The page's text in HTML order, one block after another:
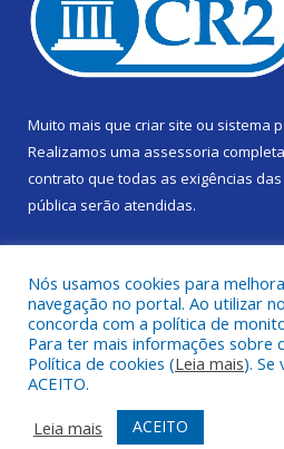
Muito mais que criar site ou sistema
Realizamos uma assessoria
contrato que todas as exigências das
pública serão atendidas.
Todos os direitos reservados a
Mapa do Site
Acessar Área
Nós usamos cookies para
navegação no portal. Ao utilizar
concorda com a política de
Para ter mais informações sobre
Política de cookies (Leia mais). Se
ACEITO.
Leia mais
ACEITO